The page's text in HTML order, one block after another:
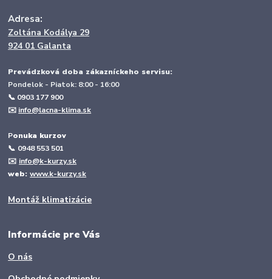
Adresa:
Zoltána Kodálya 29
924 01 Galanta
Prevádzková doba zákazníckeho servisu:
Pondelok - Piatok: 8:00 - 16:00
📞 0903 177 900
✉️ info@lacna-klima.sk
Ponuka kurzov
📞 0948 553 501
✉️ info@k-kurzy.sk
web:www.k-kurzy.sk
Montáž klimatizácie
Informácie pre Vás
O nás